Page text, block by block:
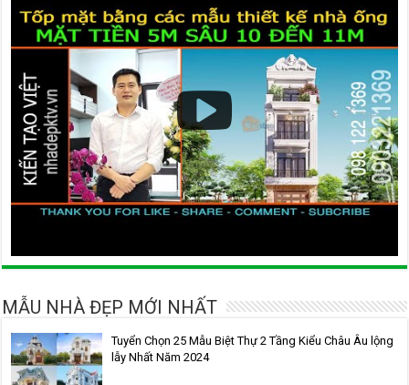
MẪU NHÀ ĐẸP MỚI NHẤT
Tuyển Chọn 25 Mẫu Biệt Thự 2 Tầng Kiểu Châu Âu lộng
lẫy Nhất Năm 2024